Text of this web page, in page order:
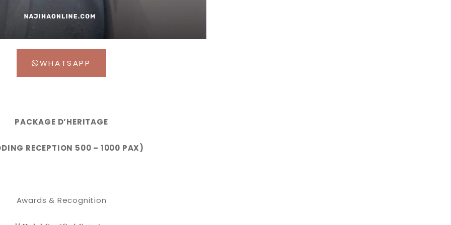
WHATSAPP
PACKAGE D’HERITAGE
RECEPTION 500 – 1000 PAX)
Awards & Recognition